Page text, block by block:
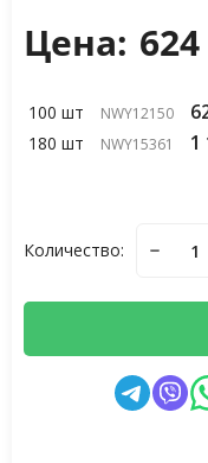
Цена:
100 шт NWY12150
180 шт NWY15361 1
Количество: